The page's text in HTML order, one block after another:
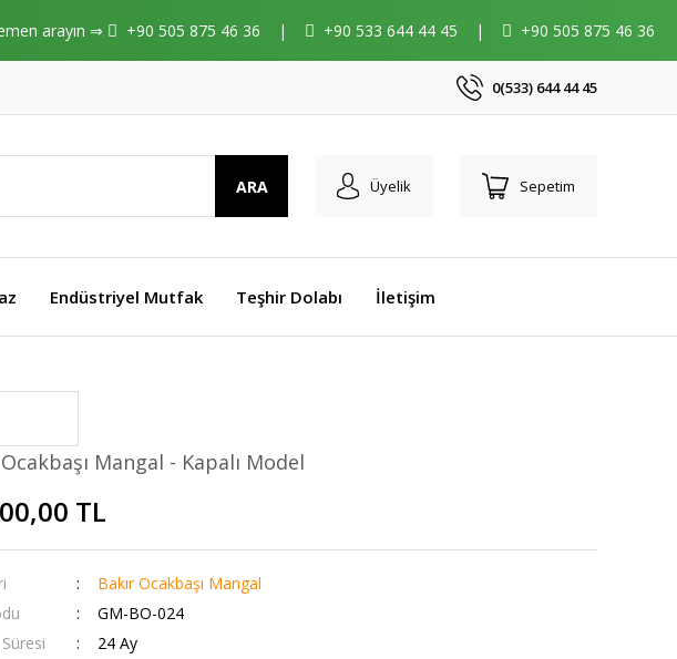
arayın ⇒ +90 505 875 46 36 | +90 533 644 44 45 | +90 505 875 46 36
0(533) 644 44 45
ARA Üyelik Sepetim
Endüstriyel Mutfak Teşhir Dolabı İletişim
Mangal - Kapalı Model
TL
Bakır Ocakbaşı Mangal
GM-BO-024
24 Ay